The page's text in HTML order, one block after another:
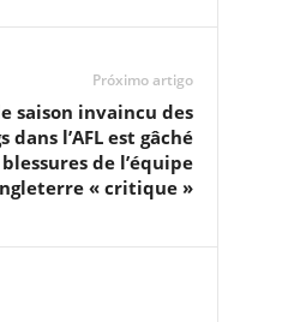
Próximo artigo
saison invaincu des
l’AFL est gâché
de l’équipe
« critique »